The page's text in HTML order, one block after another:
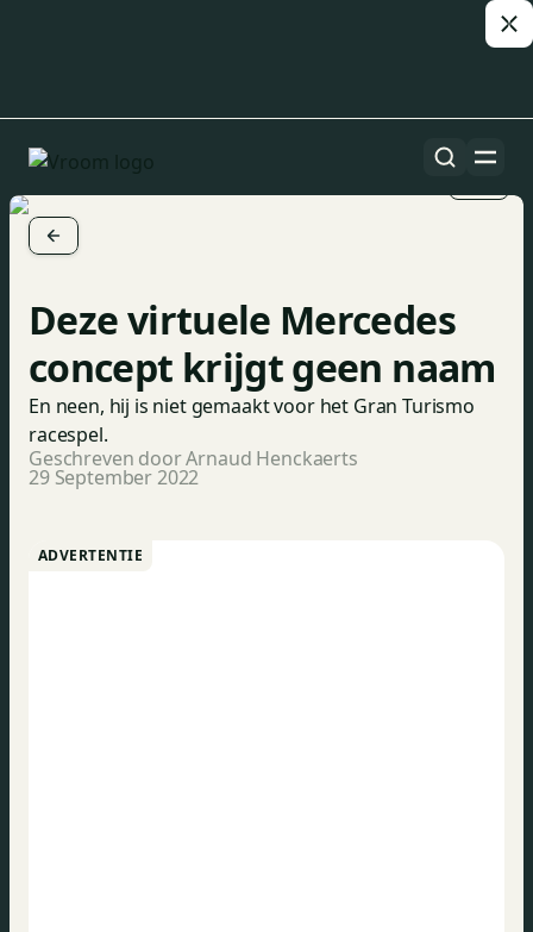
Deze virtuele Mercedes
concept krijgt geen naam
En neen, hij is niet gemaakt voor het Gran Turismo
racespel.
Geschreven door Arnaud Henckaerts
29 September 2022
ADVERTENTIE